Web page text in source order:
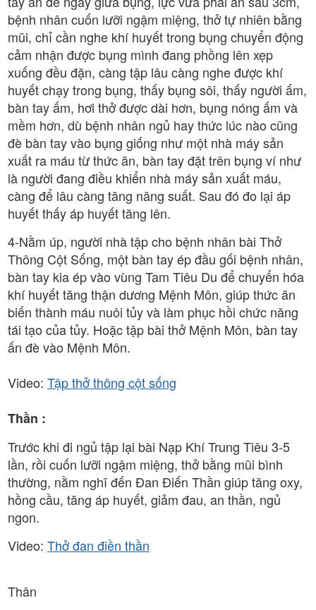
bệnh nhân cuốn lưỡi ngậm miệng, thở tự nhiên bằng
mũi, chỉ cần nghe khí huyết trong bụng chuyển động
cảm nhận được bụng mình đang phồng lên xẹp
xuống đều đặn, càng tập lâu càng nghe được khí
huyết chạy trong bụng, thấy bụng sôi, thấy người ấm,
bàn tay ấm, hơi thở được dài hơn, bụng nóng ấm và
mềm hơn, dù bệnh nhân ngủ hay thức lúc nào cũng
đè bàn tay vào bụng giống như một nhà máy sản
xuất ra máu từ thức ăn, bàn tay đặt trên bụng ví như
là người đang điều khiển nhà máy sản xuất máu,
càng để lâu càng tăng năng suất. Sau đó đo lại áp
huyết thấy áp huyết tăng lên.
4-Nằm úp, người nhà tập cho bệnh nhân bài Thở
Thông Cột Sống, một bàn tay ép đầu gối bệnh nhân,
bàn tay kia ép vào vùng Tam Tiêu Du để chuyển hóa
khí huyết tăng thận dương Mệnh Môn, giúp thức ăn
biến thành máu nuôi tủy và làm phục hồi chức năng
tái tạo của tủy. Hoặc tập bài thở Mệnh Môn, bàn tay
ấn đè vào Mệnh Môn.
Video: Tập thở thông cột sống
Thần :
Trước khi đi ngủ tập lại bài Nạp Khí Trung Tiêu 3-5
lần, rồi cuốn lưỡi ngậm miệng, thở bằng mũi bình
thường, nằm nghĩ đến Đan Điến Thần giúp tăng oxy,
hồng cầu, tăng áp huyết, giảm đau, an thần, ngủ
ngon.
Video: Thở đan điền thần
Thân